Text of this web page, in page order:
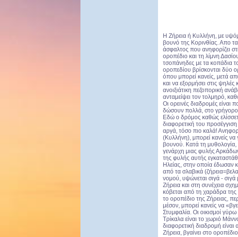
Η Ζήρεια ή Κυλλήνη, με
βουνό της Κορινθίας. Απο
άσφαλτος που ανηφορίζει
οροπέδιο και τη λίμνη
τσοπάνηδες με τα κοπάδια
οροπεδίου βρίσκονται δύο
όπου μπορεί κανείς, μετά
και να εξορμήσει στις
ανοιξιάτικη πεζοπορική
ανταμείψει τον τολμηρό,
Οι ορεινές διαδρομές είναι
δώσουν πολλά, στο γρήγορο
Εδώ ο δρόμος καθώς
διαφορετική του
αργά, τόσο πιο καλά!
(Κυλλήνη), μπορεί κανείς να
βουνού. Κατά τη
γενάρχη μιας φυλής
της φυλής αυτής
Ηλείας, στην οποία έδωσαν
από τα σλαβικά
νομού, υψώνεται σιγά -
Ζήρεια και στη συνέχεια
κόβεται από τη χαράδρα
το οροπέδιο της Ζήρειας,
μέσον, μπορεί κανείς να
Στυμφαλία. Οι οικισμοί
Τρίκαλα είναι το χωριό
διαφορετική διαδρομή
Ζήρεια, βγαίνει στο